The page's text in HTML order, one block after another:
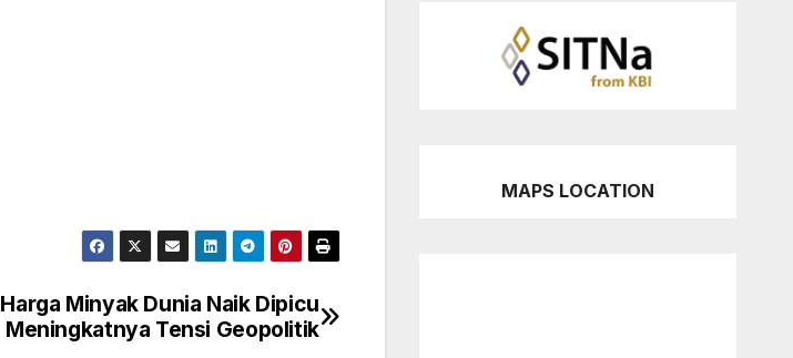
Harga Minyak Dunia Naik Dipicu
Meningkatnya Tensi Geopolitik
MAPS LOCATION